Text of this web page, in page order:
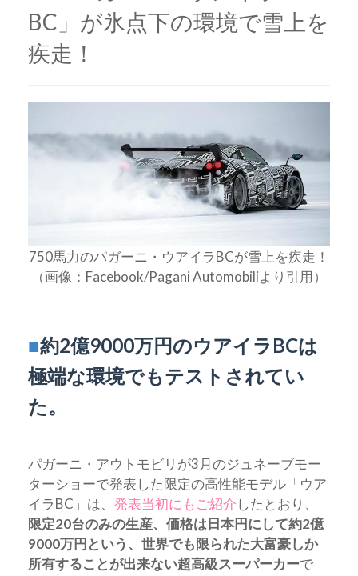
BC」が氷点下の環境で雪上を
疾走！
750馬力のパガーニ・ウアイラBCが雪上を疾走！
（画像：Facebook/Pagani Automobiliより引用）
■約2億9000万円のウアイラBCは
極端な環境でもテストされてい
た。
パガーニ・アウトモビリが3月のジュネーブモー
ターショーで発表した限定の高性能モデル「ウア
イラBC」は、 発表当初にもご紹介したとおり、
限定20台のみの生産、価格は日本円にして約2億
9000万円という、世界でも限られた大富豪しか
所有することが出来ない超高級スーパーカーで